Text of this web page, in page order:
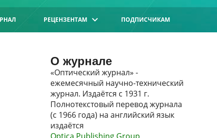
РЕЦЕНЗЕНТАМ ПОДПИСЧИКАМ
О журнале
«Оптический журнал» -
ежемесячный научно-технический
журнал. Издаётся с 1931 г.
Полнотекстовый перевод журнала
(с 1966 года) на английский язык
издаётся